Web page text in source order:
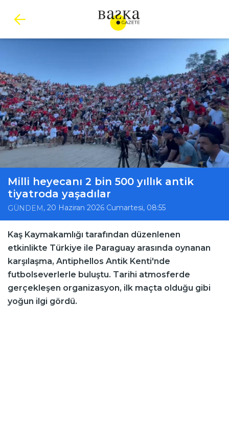
Milli heyecanı 2 bin 500 yıllık antik
tiyatroda yaşadılar
GÜNDEM , 20 Haziran 2026 Cumartesi, 08:55
Kaş Kaymakamlığı tarafından düzenlenen
etkinlikte Türkiye ile Paraguay arasında oynanan
karşılaşma, Antiphellos Antik Kenti'nde
futbolseverlerle buluştu. Tarihi atmosferde
gerçekleşen organizasyon, ilk maçta olduğu gibi
yoğun ilgi gördü.